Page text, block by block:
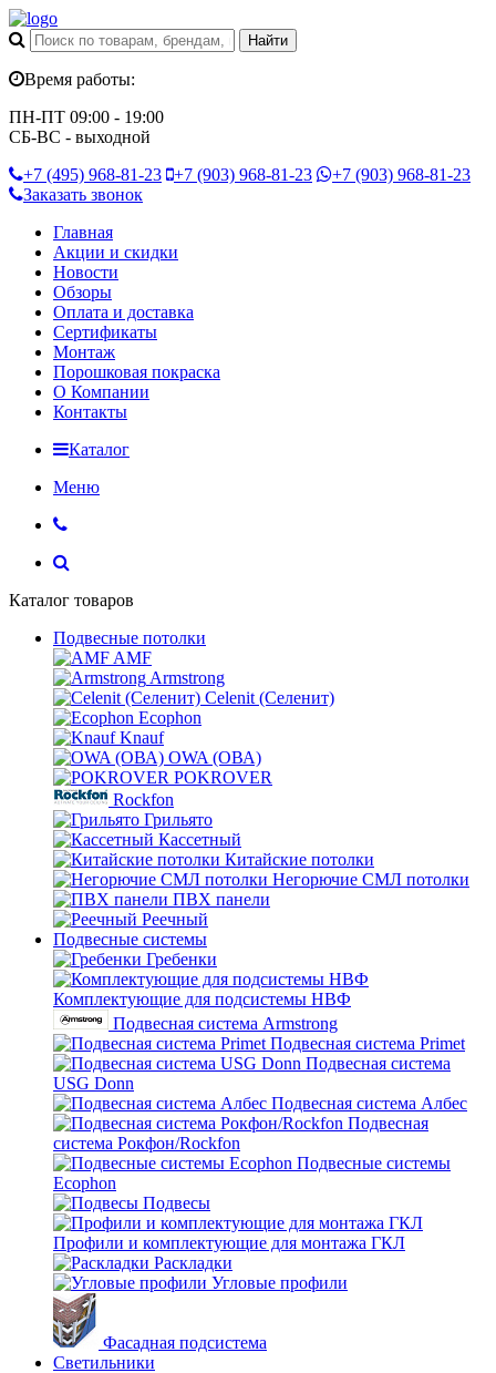
Время работы:
ПН-ПТ 09:00 - 19:00
СБ-ВС - выходной
+7 (495) 968-81-23 +7 (903) 968-81-23 +7 (903) 968-81-23
Заказать звонок
Главная
Акции и скидки
Новости
Обзоры
Оплата и доставка
Сертификаты
Монтаж
Порошковая покраска
О Компании
Контакты
Каталог
Меню
Каталог товаров
Подвесные потолки
AMF
Armstrong
Celenit (Селенит)
Ecophon
Knauf
OWA (ОВА)
POKROVER
Rockfon
Грильято
Кассетный
Китайские потолки
Негорючие СМЛ потолки
ПВХ панели
Реечный
Подвесные системы
Гребенки
Комплектующие для подсистемы НВФ
Подвесная система Armstrong
Подвесная система Primet
Подвесная система
USG Donn
Подвесная система Албес
Подвесная
система Рокфон/Rockfon
Подвесные системы
Ecophon
Подвесы
Профили и комплектующие для монтажа ГКЛ
Раскладки
Угловые профили
Фасадная подсистема
Светильники